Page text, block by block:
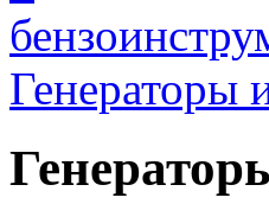
Генераторы